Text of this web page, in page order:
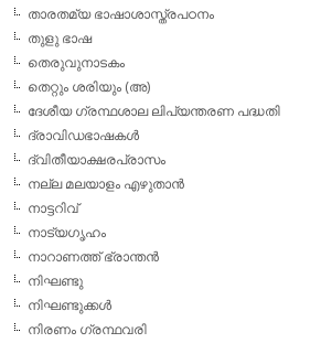
താരതമ്യ ഭാഷാശാസ്ത്രപഠനം
തുളു ഭാഷ
തെരുവുനാടകം
തെറ്റും ശരിയും (അ)
ദേശീയ ഗ്രന്ഥശാല ലിപ്യന്തരണ പദ്ധതി
ദ്രാവിഡഭാഷകള്‍
ദ്വിതീയാക്ഷരപ്രാസം
നല്ല മലയാളം എഴുതാന്‍
നാട്ടറിവ്
നാട്യഗൃഹം
നാറാണത്ത് ഭ്രാന്തന്‍
നിഘണ്ടു
നിഘണ്ടുക്കള്‍
നിരണം ഗ്രന്ഥവരി